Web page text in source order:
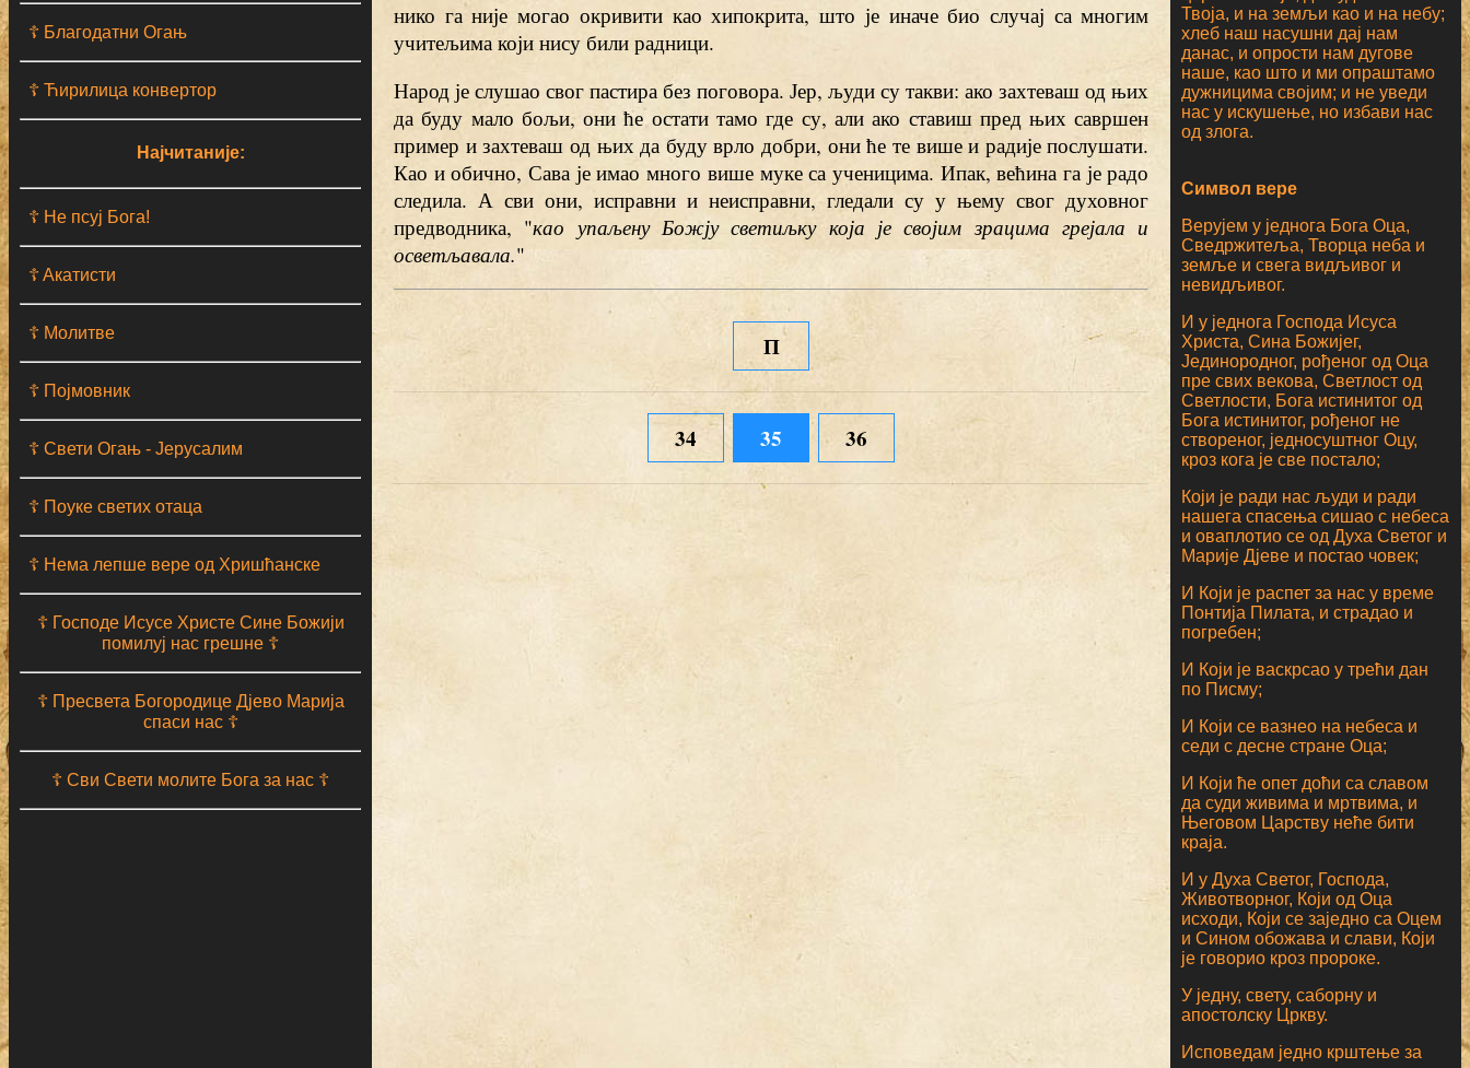
☦ Благодатни Огањ
☦ Ћирилица конвертор
Најчитаније:
☦ Не псуј Бога!
☦ Aкатисти
☦ Молитве
☦ Појмовник
☦ Свети Огањ - Јерусалим
☦ Поуке светих отаца
☦ Нема лепше вере од Хришћанске
☦ Господе Исусе Христе Сине Божији
помилуј нас грешне ☦
☦ Пресвета Богородице Дјево Марија
спаси нас ☦
☦ Сви Свети молите Бога за нас ☦
нико га није могао окривити као хипокрита, што је иначе био случај са многим
учитељима који нису били радници.
Народ је слушао свог пастира без поговора. Јер, људи су такви: ако захтеваш од њих
да буду мало бољи, они ће остати тамо где су, али ако ставиш пред њих савршен
пример и захтеваш од њих да буду врло добри, они ће те више и радије послушати.
Као и обично, Сава је имао много више муке са ученицима. Ипак, већина га је радо
следила. А сви они, исправни и неисправни, гледали су у њему свог духовног
предводника, "као упаљену Божју светиљку која је својим зрацима грејала и
осветљавала."
П
34 35 36
Твоја, и на земљи као и на небу;
хлеб наш насушни дај нам
данас, и опрости нам дугове
наше, као што и ми опраштамо
дужницима својим; и не уведи
нас у искушење, но избави нас
од злога.
Символ вере
Верујем у једнога Бога Оца,
Сведржитеља, Творца неба и
земље и свега видљивог и
невидљивог.
И у једнога Господа Исуса
Христа, Сина Божијег,
Јединородног, рођеног од Оца
пре свих векова, Светлост од
Светлости, Бога истинитог од
Бога истинитог, рођеног не
створеног, једносуштног Оцу,
кроз кога је све постало;
Који је ради нас људи и ради
нашега спасења сишао с небеса
и оваплотио се од Духа Светог и
Марије Дјеве и постао човек;
И Који је распет за нас у време
Понтија Пилата, и страдао и
погребен;
И Који је васкрсао у трећи дан
по Писму;
И Који се вазнео на небеса и
седи с десне стране Оца;
И Који ће опет доћи са славом
да суди живима и мртвима, и
Његовом Царству неће бити
краја.
И у Духа Светог, Господа,
Животворног, Који од Оца
исходи, Који се заједно са Оцем
и Сином обожава и слави, Који
је говорио кроз пророке.
У једну, свету, саборну и
апостолску Цркву.
Исповедам једно крштење за